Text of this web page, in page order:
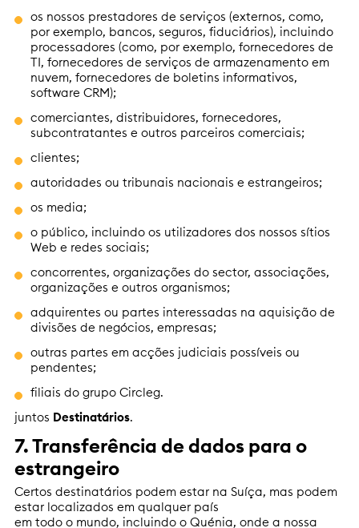
os nossos prestadores de serviços (externos, como,
por exemplo, bancos, seguros, fiduciários), incluindo
processadores (como, por exemplo, fornecedores de
TI, fornecedores de serviços de armazenamento em
nuvem, fornecedores de boletins informativos,
software CRM);
comerciantes, distribuidores, fornecedores,
subcontratantes e outros parceiros comerciais;
clientes;
autoridades ou tribunais nacionais e estrangeiros;
os media;
o público, incluindo os utilizadores dos nossos sítios
Web e redes sociais;
concorrentes, organizações do sector, associações,
organizações e outros organismos;
adquirentes ou partes interessadas na aquisição de
divisões de negócios, empresas;
outras partes em acções judiciais possíveis ou
pendentes;
filiais do grupo Circleg.
juntos Destinatários.
7. Transferência de dados para o
estrangeiro
Certos destinatários podem estar na Suíça, mas podem
estar localizados em qualquer país
em todo o mundo, incluindo o Quénia, onde a nossa